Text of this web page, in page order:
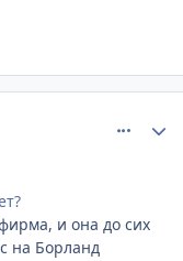
и она до сих
на Борланд